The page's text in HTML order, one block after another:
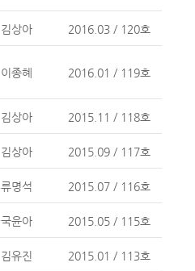
김상아 2016.03 / 120호
이종혜 2016.01 / 119호
김상아 2015.11 / 118호
김상아 2015.09 / 117호
류명석 2015.07 / 116호
국윤아 2015.05 / 115호
김유진 2015.01 / 113호